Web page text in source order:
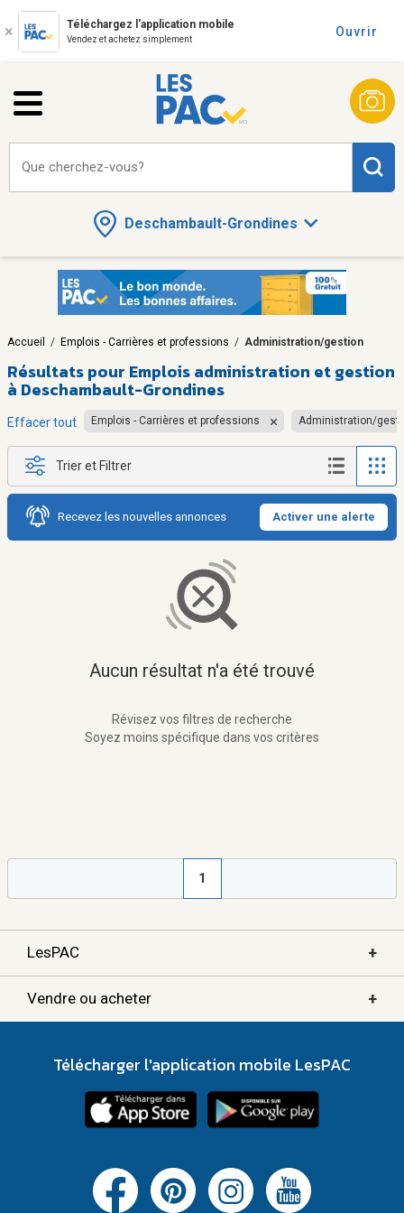
Téléchargez l'application mobile
Vendez et achetez simplement
Ouvrir
Deschambault-Grondines
Que cherchez-vous?
Accueil / Emplois - Carrières et professions / Administration/gestion
Résultats pour Emplois administration et gestion
à Deschambault-Grondines
Effacer tout Emplois - Carrières et professions Administration/
Trier et Filtrer
Recevez les nouvelles annonces Activer une alerte
Aucun résultat n'a été trouvé
Révisez vos filtres de recherche
Soyez moins spécifique dans vos critères
1
LesPAC +
Vendre ou acheter +
Télécharger l'application mobile LesPAC